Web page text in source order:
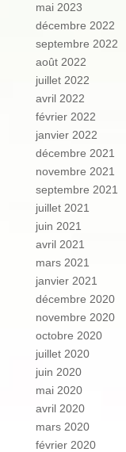
mai 2023
décembre 2022
septembre 2022
août 2022
juillet 2022
avril 2022
février 2022
janvier 2022
décembre 2021
novembre 2021
septembre 2021
juillet 2021
juin 2021
avril 2021
mars 2021
janvier 2021
décembre 2020
novembre 2020
octobre 2020
juillet 2020
juin 2020
mai 2020
avril 2020
mars 2020
février 2020